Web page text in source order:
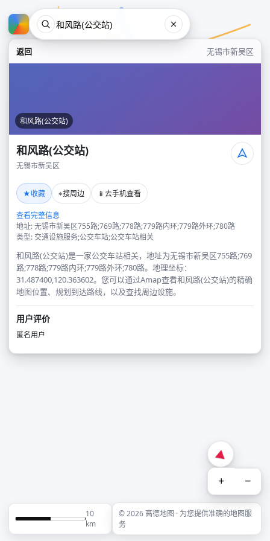
返回 无锡市新吴区
和风路(公交站)
和风路(公交站)
无锡市新吴区
★收藏 ⌖搜周边 📱 去手机查看
查看完整信息
地址: 无锡市新吴区755路;769路;778路;779路内环;779路外环;780路
类型: 交通设施服务;公交车站;公交车站相关
和风路(公交站)是一家公交车站相关，地址为无锡市新吴区755路;769
路;778路;779路内环;779路外环;780路。地理坐标：
31.487400,120.363602。您可以通过Amap查看和风路(公交站)的精确
地图位置、规划到达路线，以及查找周边设施。
用户评价
匿名用户
+ −
10
km
© 2026 高德地图 · 为您提供准确的地图服
务